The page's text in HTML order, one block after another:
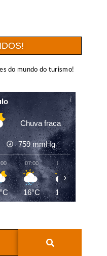
do mundo do turismo!
Chuva fraca
759mmHg
07:00
16°C
08:00
17°C
›